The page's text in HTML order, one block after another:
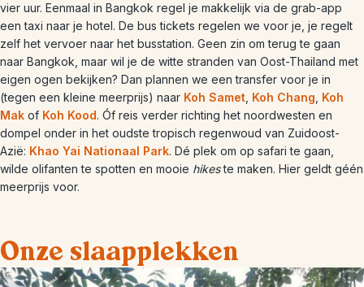
vier uur. Eenmaal in Bangkok regel je makkelijk via de grab-app
een taxi naar je hotel. De bus tickets regelen we voor je, je regelt
zelf het vervoer naar het busstation. Geen zin om terug te gaan
naar Bangkok, maar wil je de witte stranden van Oost-Thailand met
eigen ogen bekijken? Dan plannen we een transfer voor je in
(tegen een kleine meerprijs) naar Koh Samet Koh Chang Koh
Mak of Koh Kood. Óf reis verder richting het noordwesten en
dompel onder in het oudste tropisch regenwoud van Zuidoost-
Azië: Khao Yai Nationaal Park. Dé plek om op safari te gaan,
wilde olifanten te spotten en mooie hikeste maken. Hier geldt géén
meerprijs voor.
Onze slaapplekken